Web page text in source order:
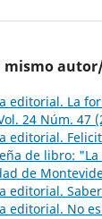
mismo
editorial. La
24 Núm. 47
editorial.
de libro:
de
editorial.
editorial. No